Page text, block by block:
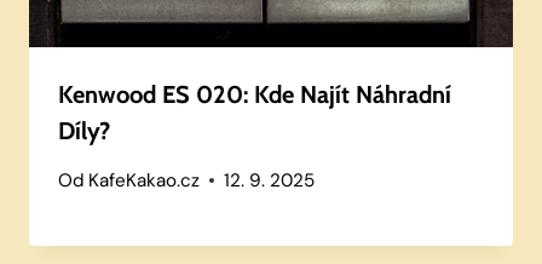
Kenwood ES 020: Kde Najít Náhradní
Díly?
Od KafeKakao.cz 12. 9. 2025